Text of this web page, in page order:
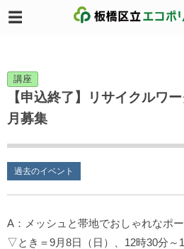
講座
【申込終了】リサイクルワ
月募集
過去のイベント
A：メッシュと帯地でおしゃれなポ
▽とき＝9月8日（日）、12時30分～